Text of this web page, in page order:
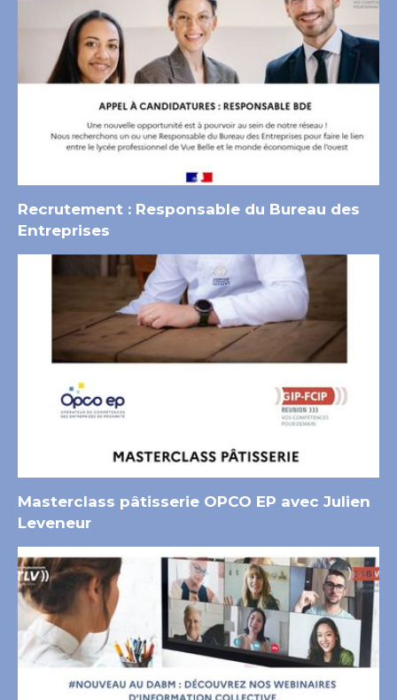
Recrutement : Responsable du Bureau des
Entreprises
Masterclass pâtisserie OPCO EP avec Julien
Leveneur